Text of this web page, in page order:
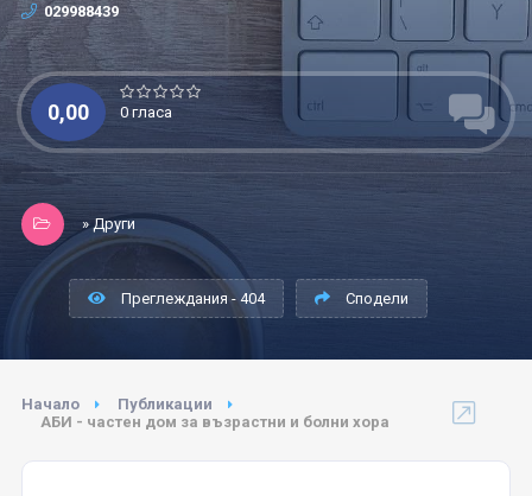
029988439
0,00 0 гласа
» Други
Преглеждания - 404 Сподели
Начало
Публикации
АБИ - частен дом за възрастни и болни хора